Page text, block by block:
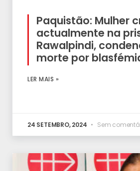
Paquistão: Mulher
actualmente na
Rawalpindi,
morte por
LER MAIS »
24 SETEMBRO, 2024 Sem